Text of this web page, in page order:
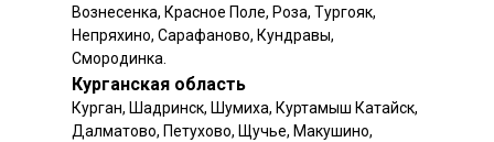
Курганская область
Вознесенка, Красное Поле, Роза, Тургояк,
Непряхино, Сарафаново, Кундравы,
Смородинка.
Курган, Шадринск, Шумиха, Куртамыш Катайск,
Далматово, Петухово, Щучье, Макушино,